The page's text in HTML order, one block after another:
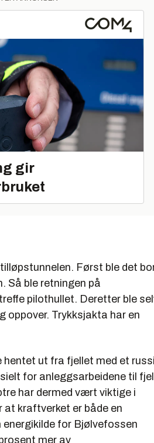
gir
Først ble det
Så ble retningen på
pilothullet. Deretter ble
oppover. Trykksjakta har en
hentet ut fra fjellet med et
for anleggsarbeidene til
har dermed vært viktige i
at kraftverket er både en
for Bjølvefossen
mer av